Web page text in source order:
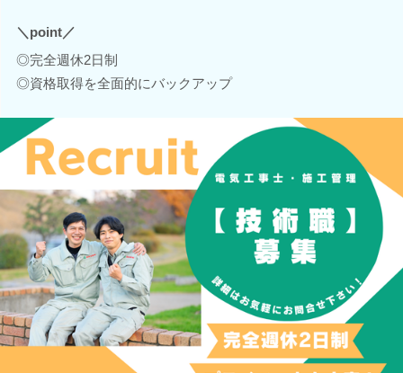
＼point／
◎完全週休2日制
◎資格取得を全面的にバックアップ